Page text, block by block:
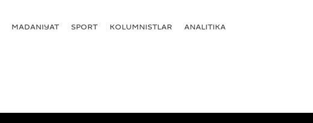
MADANIYAT SPORT KOLUMNISTLAR ANALITIKA